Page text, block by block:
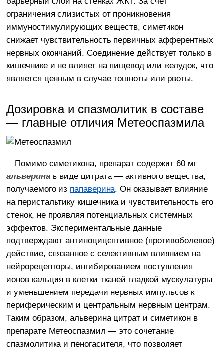
ограничения слизистых от проникновения
иммуностимулирующих веществ, симетикон
снижает чувствительность первичных афферентных
нервных окончаний. Соединение действует только в
кишечнике и не влияет на пищевод или желудок, что
является ценным в случае тошноты или рвоты.
Дозировка и спазмолитик в составе
— главные отличия Метеоспазмила
Помимо симетикона, препарат содержит 60 мг
альверина в виде цитрата — активного вещества,
получаемого из папаверина. Он оказывает влияние
на перистальтику кишечника и чувствительность его
стенок, не проявляя потенциальных системных
эффектов. Экспериментальные данные
подтверждают антиноцицептивное (противоболевое)
действие, связанное с селективным влиянием на
нейрорецепторы, ингибированием поступления
ионов кальция в клетки тканей гладкой мускулатуры
и уменьшением передачи нервных импульсов к
периферическим и центральным нервным центрам.
Таким образом, альверина цитрат и симетикон в
препарате Метеоспазмил — это сочетание
спазмолитика и пеногасителя, что позволяет